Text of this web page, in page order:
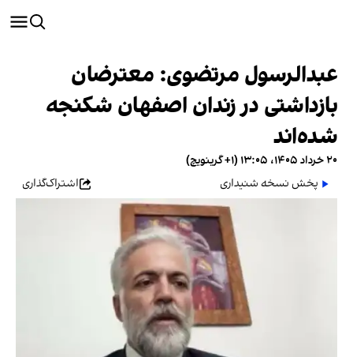
عبدالرسول مرتضوی: معترضان
بازداشتی در زندان اصفهان شکنجه
شده‌اند
۲۰ خرداد ۱۴۰۵، ۱۳:۰۵ (‎+۱ گرینویچ)
پخش نسخه شنیداری
اشتراک‌گذاری